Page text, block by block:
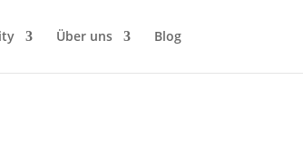
Über uns Blog